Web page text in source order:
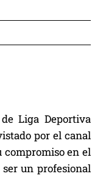
Liga Deportiva
por el canal
compromiso en el
un profesional